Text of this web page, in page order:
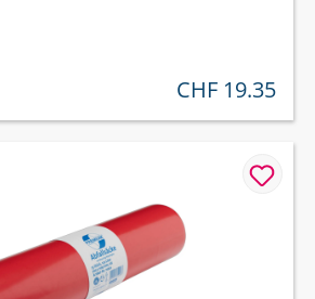
regulärer preis:
CHF 19.35